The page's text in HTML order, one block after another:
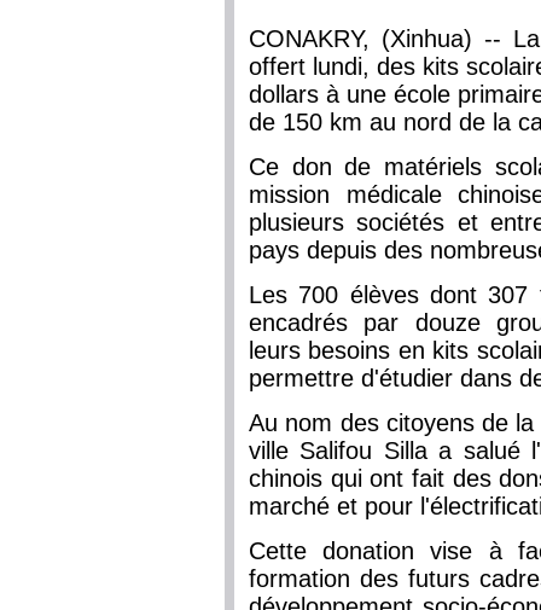
CONAKRY, (Xinhua) --
offert lundi, des kits
dollars à une école
de 150 km au nord de la
Ce don de matériels
mission médicale
plusieurs sociétés et
pays depuis des
Les 700 élèves dont 307
encadrés par douze
leurs besoins en kits
permettre d'étudier dans
Au nom des citoyens de
ville Salifou Silla a salué
chinois qui ont fait des
marché et pour
Cette donation vise à
formation des futurs